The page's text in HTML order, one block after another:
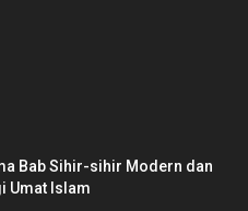
Bab Sihir-sihir Modern dan
Umat Islam